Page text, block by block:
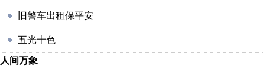
旧警车出租保平安
五光十色
人间万象